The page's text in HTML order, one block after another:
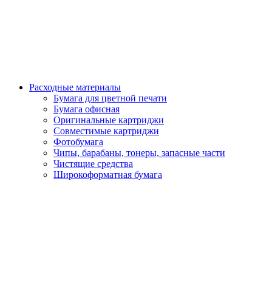
Расходные материалы
Бумага для цветной печати
Бумага офисная
Оригинальные картриджи
Совместимые картриджи
Фотобумага
Чипы, барабаны, тонеры, запасные части
Чистящие средства
Широкоформатная бумага